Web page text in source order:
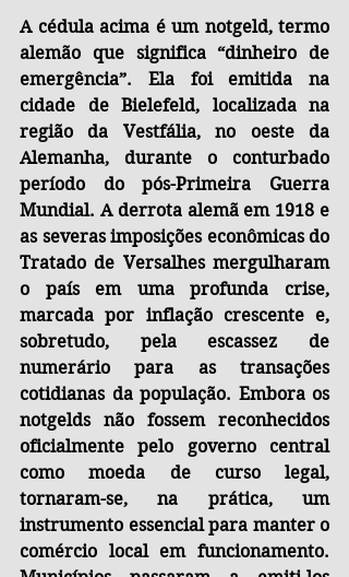
A cédula acima é um notgeld, termo
alemão que significa “dinheiro de
emergência”. Ela foi emitida na
cidade de Bielefeld, localizada na
região da Vestfália, no oeste da
Alemanha, durante o conturbado
período do pós-Primeira Guerra
Mundial. A derrota alemã em 1918 e
as severas imposições econômicas do
Tratado de Versalhes mergulharam
o país em uma profunda crise,
marcada por inflação crescente e,
sobretudo, pela escassez de
numerário para as transações
cotidianas da população. Embora os
notgelds não fossem reconhecidos
oficialmente pelo governo central
como moeda de curso legal,
tornaram-se, na prática, um
instrumento essencial para manter o
comércio local em funcionamento.